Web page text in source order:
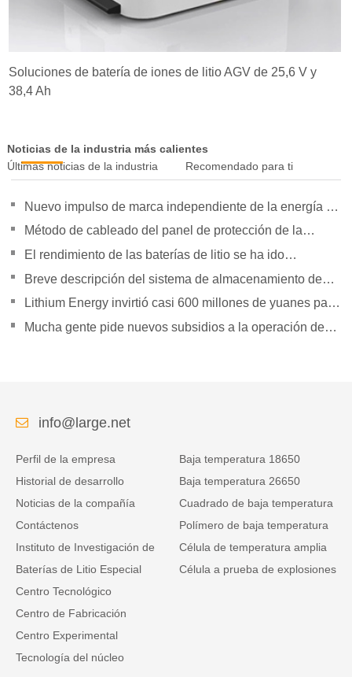
Soluciones de batería de iones de litio AGV de 25,6 V y
38,4 Ah
Noticias de la industria más calientes
Últimas noticias de la industria
Recomendado para ti
Nuevo impulso de marca independiente de la energía de
la orientación de política para duplicar su presión
Método de cableado del panel de protección de la
batería de litio
El rendimiento de las baterías de litio se ha ido
superando gradualmente
Breve descripción del sistema de almacenamiento de
energía Tesla Powerpack Large
Lithium Energy invirtió casi 600 millones de yuanes para
establecer subsidiarias
Mucha gente pide nuevos subsidios a la operación de
info@large.net
Perfil de la empresa
Historial de desarrollo
Noticias de la compañía
Contáctenos
Instituto de Investigación de
Baterías de Litio Especial
Centro Tecnológico
Centro de Fabricación
Centro Experimental
Tecnología del núcleo
Baja temperatura 18650
Baja temperatura 26650
Cuadrado de baja temperatura
Polímero de baja temperatura
Célula de temperatura amplia
Célula a prueba de explosiones